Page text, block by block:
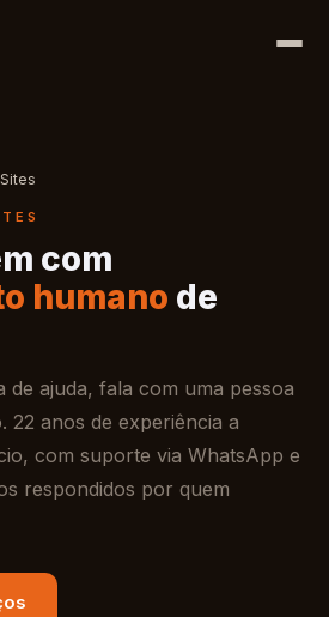
com
humano de
de ajuda, fala com uma pessoa
anos de experiência a
com suporte via WhatsApp e
respondidos por quem